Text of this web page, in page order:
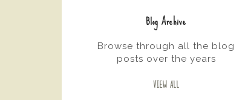
Blog Archive
Browse through all the blog
posts over the years
VIEW ALL